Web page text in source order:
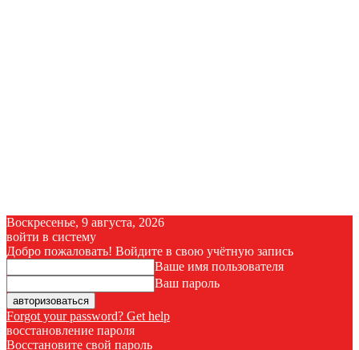
Воскресенье, 9 августа, 2026
войти в систему
Добро пожаловать! Войдите в свою учётную запись
Ваше имя пользователя
Ваш пароль
Forgot your password? Get help
восстановление пароля
Восстановите свой пароль